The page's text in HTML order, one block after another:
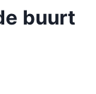
buurt